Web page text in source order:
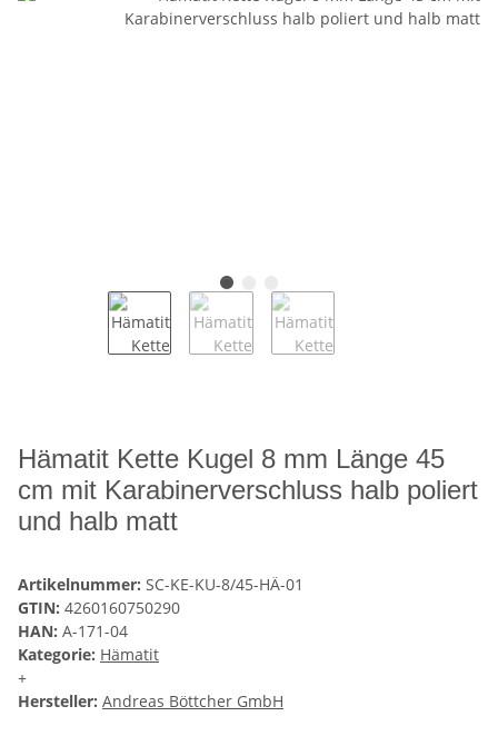
Hämatit Kette Kugel 8 mm Länge 45
cm mit Karabinerverschluss halb poliert
und halb matt
Artikelnummer: SC-KE-KU-8/45-HÄ-01
GTIN: 4260160750290
HAN: A-171-04
Kategorie: Hämatit
+
Hersteller: Andreas Böttcher GmbH